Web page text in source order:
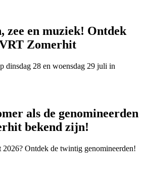
zee en muziek! Ontdek
Zomerhit
dinsdag 28 en woensdag 29 juli in
als de genomineerden
bekend zijn!
Ontdek de twintig genomineerden!